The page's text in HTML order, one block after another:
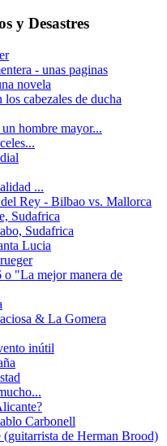
y Desastres
- unas paginas
novela
cabezales de ducha
hombre mayor...
...
Rey - Bilbao vs. Mallorca
Sudafrica
Sudafrica
Lucia
"La mejor manera de
& La Gomera
inútil
Carbonell
de Herman Brood)